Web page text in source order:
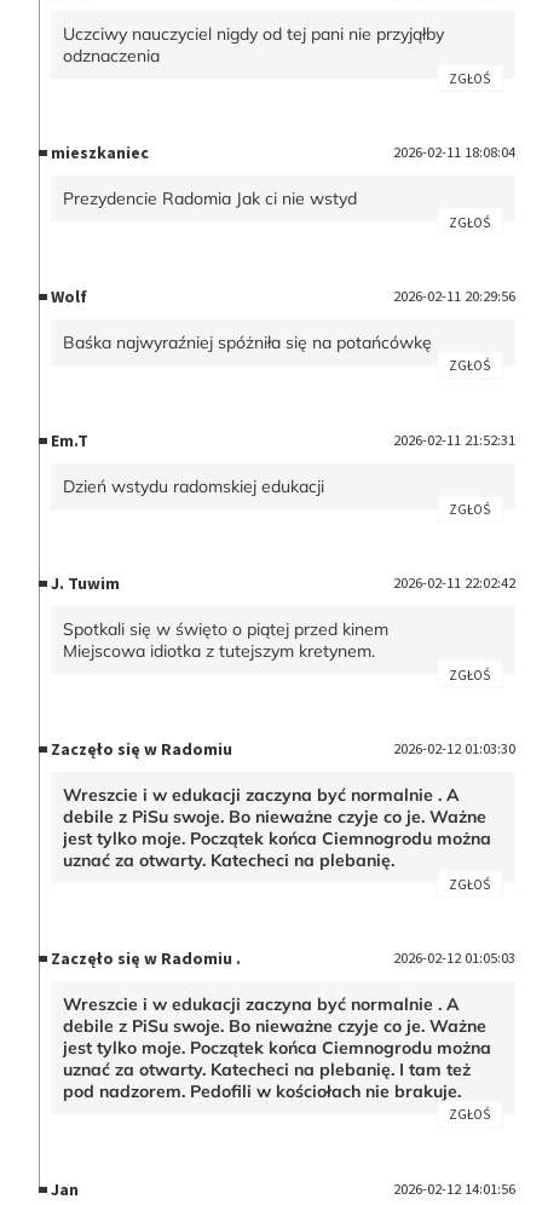
Uczciwy nauczyciel nigdy od tej pani nie przyjąłby
odznaczenia
ZGŁOŚ
mieszkaniec 2026-02-11 18:08:04
Prezydencie Radomia Jak ci nie wstyd
ZGŁOŚ
Wolf 2026-02-11 20:29:56
Baśka najwyraźniej spóżniła się na potańcówkę
ZGŁOŚ
Em.T 2026-02-11 21:52:31
Dzień wstydu radomskiej edukacji
ZGŁOŚ
J. Tuwim 2026-02-11 22:02:42
Spotkali się w święto o piątej przed kinem
Miejscowa idiotka z tutejszym kretynem.
ZGŁOŚ
Zaczęło się w Radomiu 2026-02-12 01:03:30
Wreszcie i w edukacji zaczyna być normalnie . A
debile z PiSu swoje. Bo nieważne czyje co je. Ważne
jest tylko moje. Początek końca Ciemnogrodu można
uznać za otwarty. Katecheci na plebanię.
ZGŁOŚ
Zaczęło się w Radomiu . 2026-02-12 01:05:03
Wreszcie i w edukacji zaczyna być normalnie . A
debile z PiSu swoje. Bo nieważne czyje co je. Ważne
jest tylko moje. Początek końca Ciemnogrodu można
uznać za otwarty. Katecheci na plebanię. I tam też
pod nadzorem. Pedofili w kościołach nie brakuje.
ZGŁOŚ
Jan 2026-02-12 14:01:56